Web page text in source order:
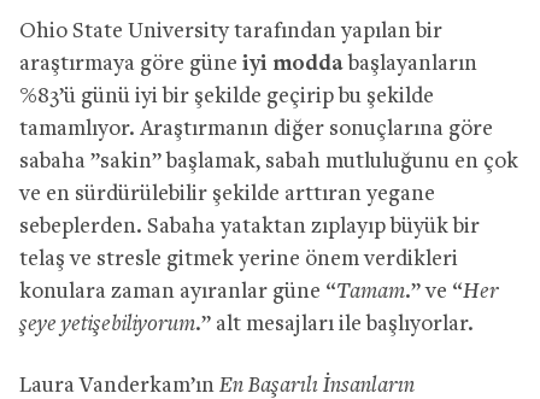
Ohio State University tarafından yapılan bir
araştırmaya göre güne iyi modda başlayanların
%83’ü günü iyi bir şekilde geçirip bu şekilde
tamamlıyor. Araştırmanın diğer sonuçlarına göre
sabaha ”sakin” başlamak, sabah mutluluğunu en çok
ve en sürdürülebilir şekilde arttıran yegane
sebeplerden. Sabaha yataktan zıplayıp büyük bir
telaş ve stresle gitmek yerine önem verdikleri
konulara zaman ayıranlar güne “Tamam.” ve “Her
şeye yetişebiliyorum.” alt mesajları ile başlıyorlar.
Laura Vanderkam’ın En Başarılı İnsanların